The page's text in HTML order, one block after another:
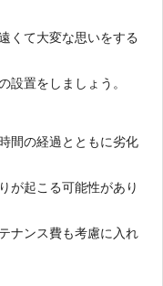
くて大変な思いをする
設置をしましょう。
間の経過とともに劣化
が起こる可能性があり
ナンス費も考慮に入れ